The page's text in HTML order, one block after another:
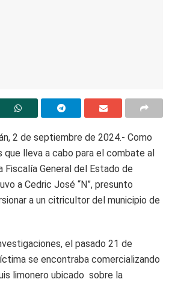
2 de septiembre de 2024.- Como
que lleva a cabo para el combate al
General del Estado de
a Cedric José “N”, presunto
a un citricultor del municipio de
el pasado 21 de
se encontraba comercializando
limonero ubicado sobre la